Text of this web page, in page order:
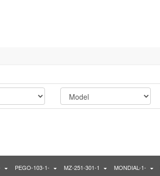
PEGO-103-1- MZ-251-301-1 MONDIAL-1-